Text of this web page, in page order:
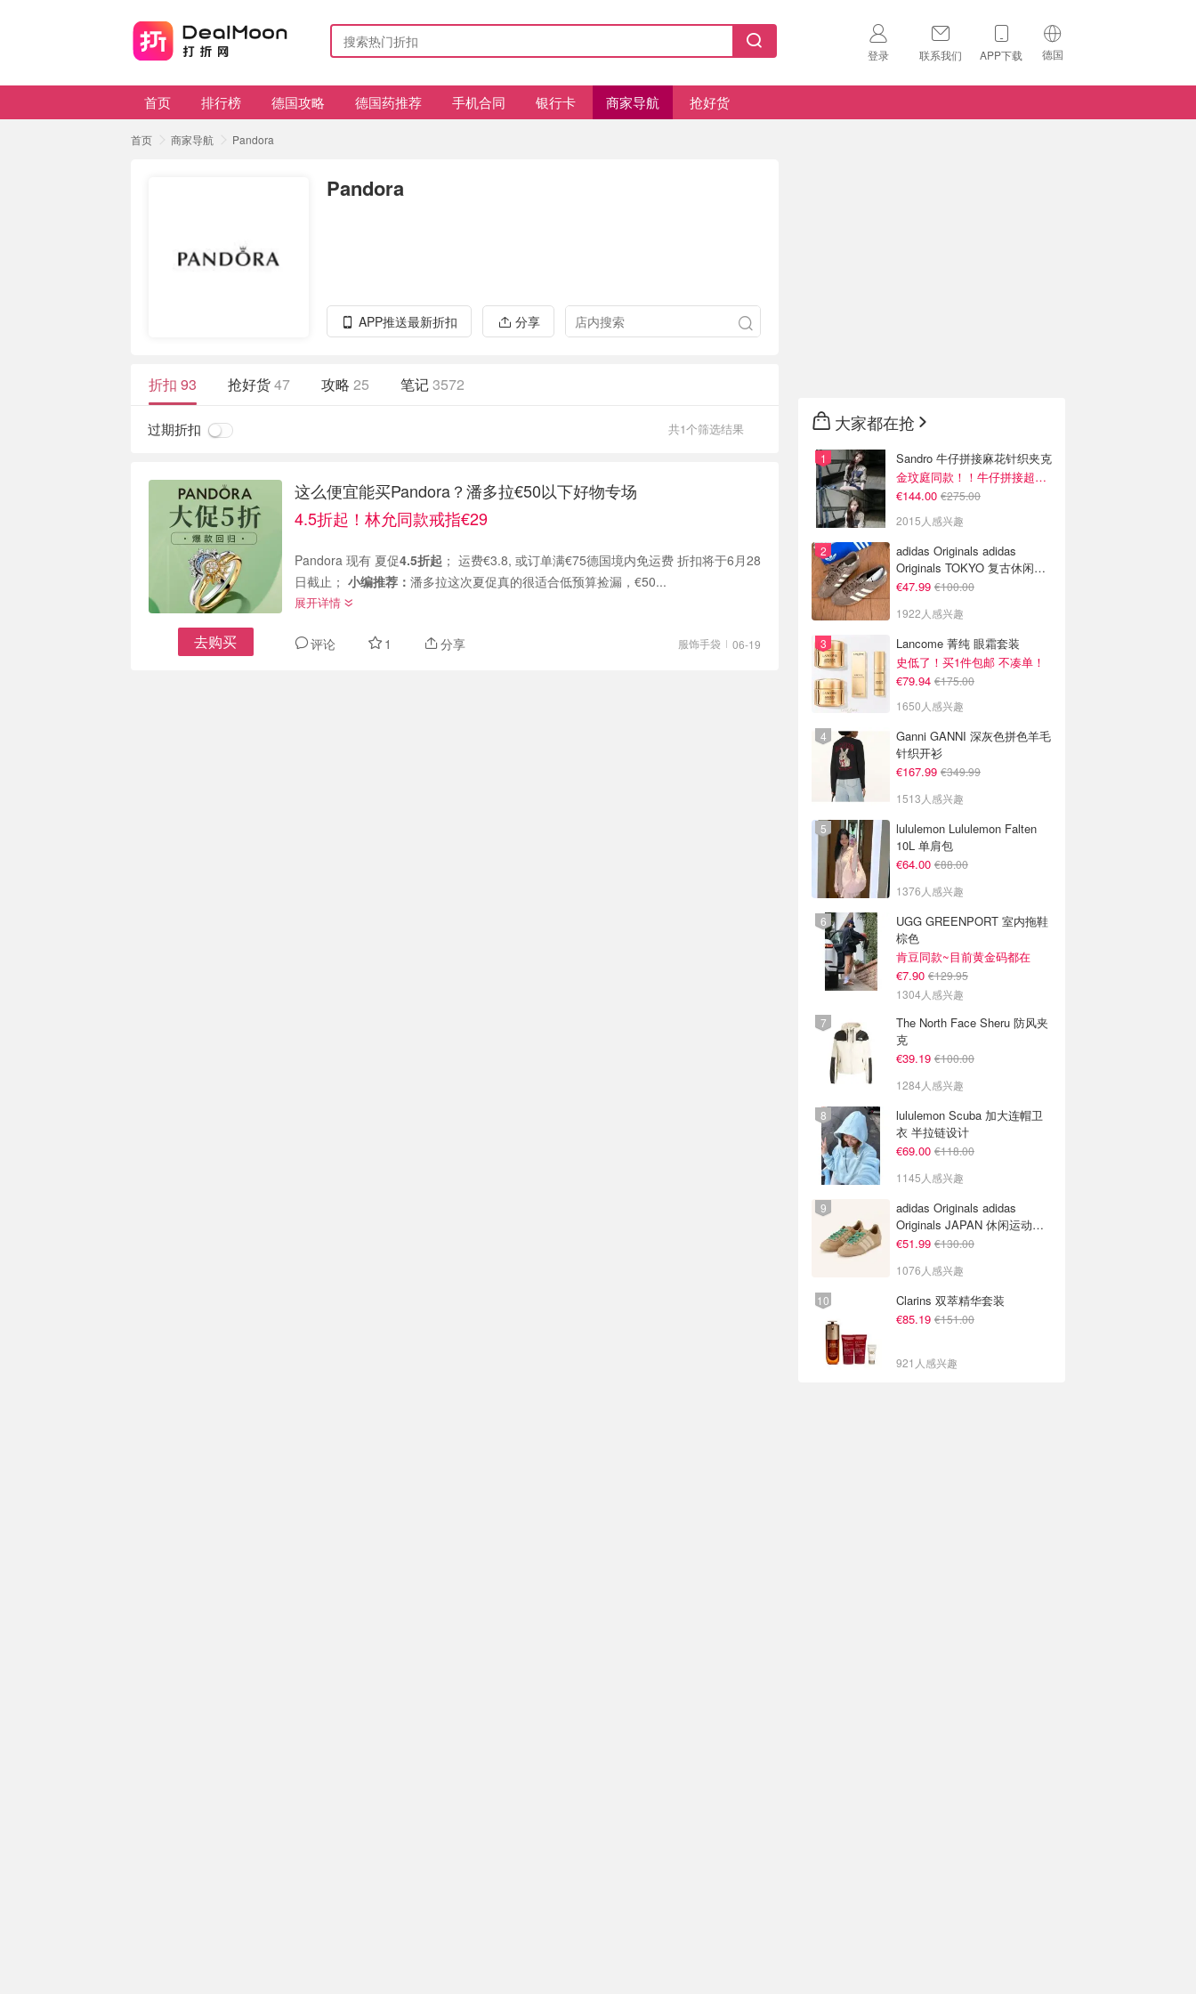
登录 联系我们 APP下载 德国
🇺🇸
首页 排行榜 德国攻略 德国药推荐 手机合同 银行卡 商家导航 抢好货
首页 商家导航 Pandora
Pandora
APP推送最新折扣 分享
折扣 93 抢好货47 攻略 25 笔记3572
过期折扣 共1个筛选结果
去购买
这么便宜能买Pandora？潘多拉€50以下好物专场
4.5折起！林允同款戒指€29
Pandora 现有 夏促4.5折起 ； 运费€3.8, 或订单满€75德国境内免运费 折扣将于6月28
日截止； 小编推荐： 潘多拉这次夏促真的很适合低预算捡漏，€50...
展开详情
评论 1 分享 服饰手袋 06-19
大家都在抢
Sandro 牛仔拼接麻花针织夹克
金玟庭同款！！牛仔拼接超有层次感
€144.00 €275.00
2015人感兴趣
adidas Originals adidas
Originals TOKYO 复古休闲鞋
深棕色
€47.99 €100.00
1922人感兴趣
Lancome 菁纯 眼霜套装
史低了！买1件包邮 不凑单！
€79.94 €175.00
1650人感兴趣
Ganni GANNI 深灰色拼色羊毛
针织开衫
€167.99 €349.99
1513人感兴趣
lululemon Lululemon Falten
10L 单肩包
€64.00 €88.00
1376人感兴趣
UGG GREENPORT 室内拖鞋
棕色
肯豆同款~目前黄金码都在
€7.90 €129.95
1304人感兴趣
The North Face Sheru 防风夹
克
€39.19 €100.00
1284人感兴趣
lululemon Scuba 加大连帽卫
衣 半拉链设计
€69.00 €118.00
1145人感兴趣
adidas Originals adidas
Originals JAPAN 休闲运动鞋
米色
€51.99 €130.00
1076人感兴趣
Clarins 双萃精华套装
€85.19 €151.00
921人感兴趣